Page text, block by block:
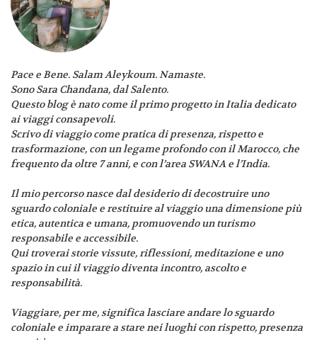
Pace e Bene. Salam Aleykoum. Namaste.
Sono Sara Chandana, dal Salento.
Questo blog è nato come il primo progetto in Italia dedicato
ai viaggi consapevoli.
Scrivo di viaggio come pratica di presenza, rispetto e
trasformazione, con un legame profondo con il Marocco, che
frequento da oltre 7 anni, e con l’area SWANA e l’India.
Il mio percorso nasce dal desiderio di decostruire uno
sguardo coloniale e restituire al viaggio una dimensione più
etica, autentica e umana, promuovendo un turismo
responsabile e accessibile.
Qui troverai storie vissute, riflessioni, meditazione e uno
spazio in cui il viaggio diventa incontro, ascolto e
responsabilità.
Viaggiare, per me, significa lasciare andare lo sguardo
coloniale e imparare a stare nei luoghi con rispetto, presenza